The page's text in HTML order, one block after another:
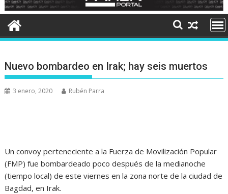
Nuevo bombardeo en Irak; hay seis muertos
3 enero, 2020 Rubén Parra
Un convoy perteneciente a la Fuerza de Movilización Popular
(FMP) fue bombardeado poco después de la medianoche
(tiempo local) de este viernes en la zona norte de la ciudad de
Bagdad, en Irak.